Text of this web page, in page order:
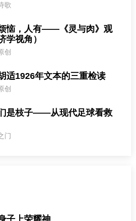
歌
恼，人有——《灵与肉》观
学视角）
创
1926年文本的三重检读
创
是枝子——从现代足球看救
门
子上荣耀神